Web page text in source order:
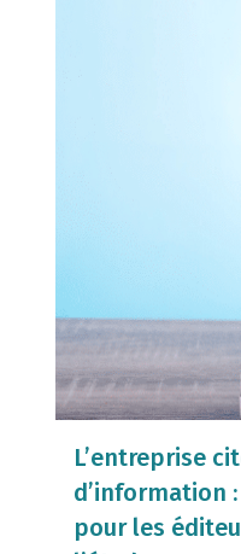
L’entreprise
d’information
pour les